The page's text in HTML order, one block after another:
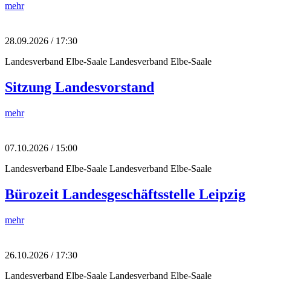
mehr
28.09.2026 / 17:30
Landesverband Elbe-Saale Landesverband Elbe-Saale
Sitzung Landesvorstand
mehr
07.10.2026 / 15:00
Landesverband Elbe-Saale Landesverband Elbe-Saale
Bürozeit Landesgeschäftsstelle Leipzig
mehr
26.10.2026 / 17:30
Landesverband Elbe-Saale Landesverband Elbe-Saale